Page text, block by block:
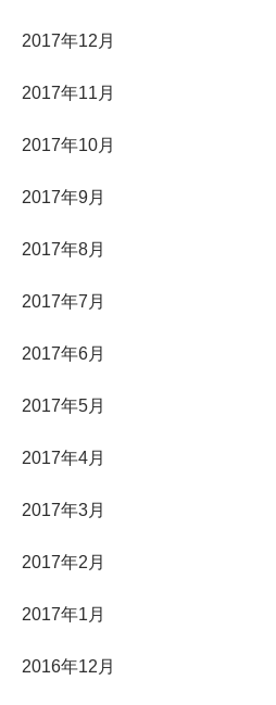
2017年12月
2017年11月
2017年10月
2017年9月
2017年8月
2017年7月
2017年6月
2017年5月
2017年4月
2017年3月
2017年2月
2017年1月
2016年12月